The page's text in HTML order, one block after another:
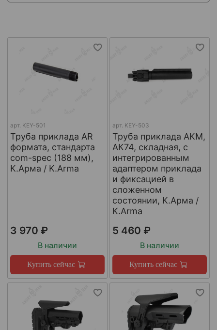
арт. KEY-501
Труба приклада AR
формата, стандарта
com-spec (188 мм),
К.Арма / K.Arma
3 970 ₽
В наличии
Купить сейчас
арт. KEY-503
Труба приклада АКМ,
АК74, складная, с
интегрированным
адаптером приклада
и фиксацией в
сложенном
состоянии, К.Арма /
K.Arma
5 460 ₽
В наличии
Купить сейчас